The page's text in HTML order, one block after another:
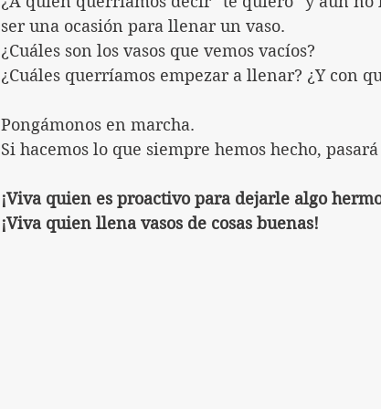
ser una ocasión para llenar un vaso.
¿Cuáles son los vasos que vemos vacíos?
¿Cuáles querríamos empezar a llenar? ¿Y con
Pongámonos en marcha.
Si hacemos lo que siempre hemos hecho,
¡Viva quien es proactivo para dejarle algo
¡Viva quien llena vasos de cosas buenas!